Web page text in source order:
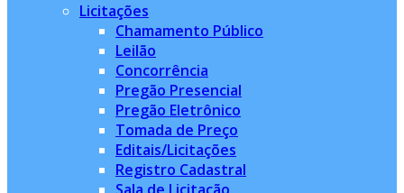
Licitações
Chamamento Público
Leilão
Concorrência
Pregão Presencial
Pregão Eletrônico
Tomada de Preço
Editais/Licitações
Registro Cadastral